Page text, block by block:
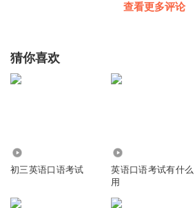
查看更多评论
猜你喜欢
初三英语口语考试
英语口语考试有什么
用